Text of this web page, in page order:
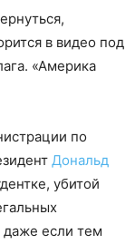
в видео под
«Америка
по
Дональд
убитой
даже если тем